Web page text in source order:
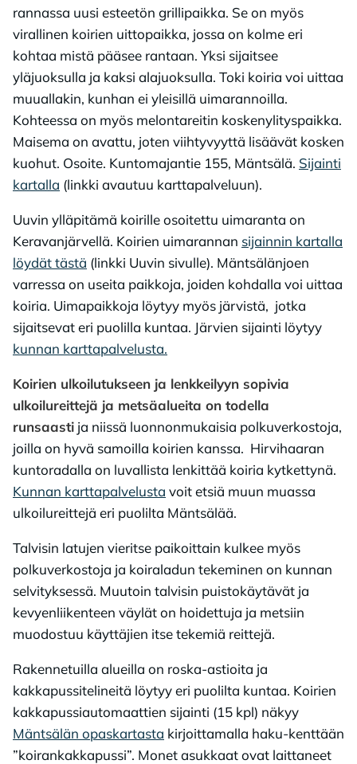
rannassa uusi esteetön grillipaikka. Se on myös
virallinen koirien uittopaikka, jossa on kolme eri
kohtaa mistä pääsee rantaan. Yksi sijaitsee
yläjuoksulla ja kaksi alajuoksulla. Toki koiria voi uittaa
muuallakin, kunhan ei yleisillä uimarannoilla.
Kohteessa on myös melontareitin koskenylityspaikka.
Maisema on avattu, joten viihtyvyyttä lisäävät kosken
kuohut. Osoite. Kuntomajantie 155, Mäntsälä. Sijainti
kartalla (linkki avautuu karttapalveluun).
Uuvin ylläpitämä koirille osoitettu uimaranta on
Keravanjärvellä. Koirien uimarannan sijainnin kartalla
löydät tästä (linkki Uuvin sivulle). Mäntsälänjoen
varressa on useita paikkoja, joiden kohdalla voi uittaa
koiria. Uimapaikkoja löytyy myös järvistä, jotka
sijaitsevat eri puolilla kuntaa. Järvien sijainti löytyy
kunnan karttapalvelusta.
Koirien ulkoilutukseen ja lenkkeilyyn sopivia
ulkoilureittejä ja metsäalueita on todella
runsaasti ja niissä luonnonmukaisia polkuverkostoja,
joilla on hyvä samoilla koirien kanssa. Hirvihaaran
kuntoradalla on luvallista lenkittää koiria kytkettynä.
Kunnan karttapalvelusta voit etsiä muun muassa
ulkoilureittejä eri puolilta Mäntsälää.
Talvisin latujen vieritse paikoittain kulkee myös
polkuverkostoja ja koiraladun tekeminen on kunnan
selvityksessä. Muutoin talvisin puistokäytävät ja
kevyenliikenteen väylät on hoidettuja ja metsiin
muodostuu käyttäjien itse tekemiä reittejä.
Rakennetuilla alueilla on roska-astioita ja
kakkapussitelineitä löytyy eri puolilta kuntaa. Koirien
kakkapussiautomaattien sijainti (15 kpl) näkyy
Mäntsälän opaskartasta kirjoittamalla haku-kenttään
”koirankakkapussi”. Monet asukkaat ovat laittaneet